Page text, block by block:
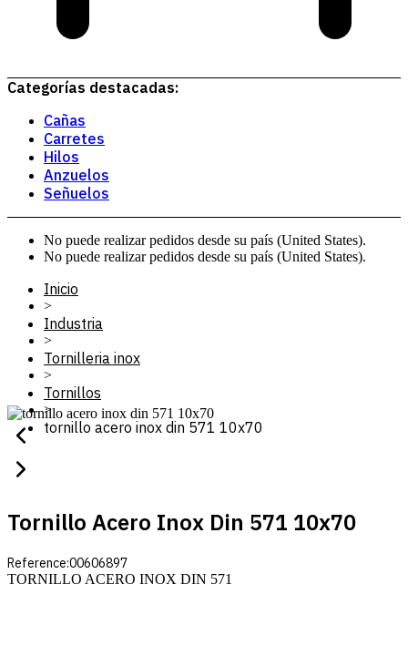
Categorías destacadas:
Cañas
Carretes
Hilos
Anzuelos
Señuelos
No puede realizar pedidos desde su país (United States).
No puede realizar pedidos desde su país (United States).
Inicio
>
Industria
>
Tornilleria inox
>
Tornillos
>
tornillo acero inox din 571 10x70
Tornillo Acero Inox Din 571 10x70
Reference:00606897
TORNILLO ACERO INOX DIN 571